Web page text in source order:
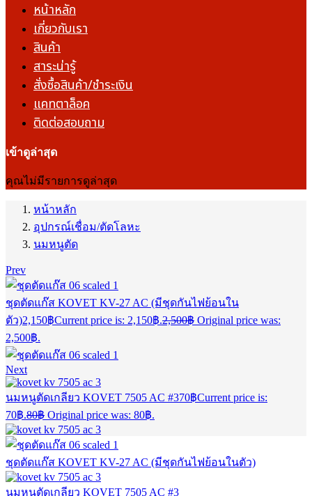
หน้าหลัก
เกี่ยวกับเรา
สินค้า
สาระน่ารู้
สั่งซื้อสินค้า/ชำระเงิน
แคทตาล็อค
ติดต่อสอบถาม
เข้าดูล่าสุด
คุณไม่มีรายการดูล่าสุด
หน้าหลัก
อุปกรณ์เชื่อม/ตัดโลหะ
นมหนูตัด
Prev
ชุดตัดแก๊ส KOVET KV-27 AC (มีชุดกันไฟย้อนใน
ตัว)2,150฿Current price is: 2,150฿.2,500฿ Original price was:
2,500฿.
Next
นมหนูตัดเกลียว KOVET 7505 AC #370฿Current price is:
70฿.80฿ Original price was: 80฿.
ชุดตัดแก๊ส KOVET KV-27 AC (มีชุดกันไฟย้อนในตัว)
นมหนูตัดเกลียว KOVET 7505 AC #3